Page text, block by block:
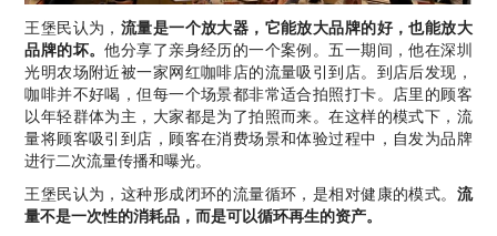
王堡民认为， 流量是一个放大器，它能放大品牌的好，也能放大
品牌的坏。他分享了亲身经历的一个案例。五一期间，他在深圳
光明农场附近被一家网红咖啡店的流量吸引到店。到店后发现，
咖啡并不好喝，但每一个场景都非常适合拍照打卡。店里的顾客
以年轻群体为主，大家都是为了拍照而来。在这样的模式下，流
量将顾客吸引到店，顾客在消费场景和体验过程中，自发为品牌
进行二次流量传播和曝光。
王堡民认为，这种形成闭环的流量循环，是相对健康的模式。 流
量不是一次性的消耗品，而是可以循环再生的资产。